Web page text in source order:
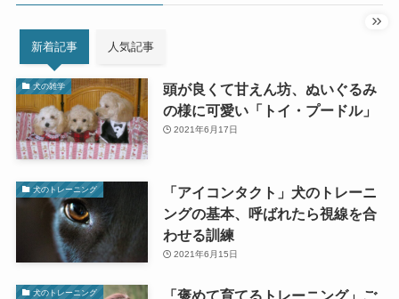
新着記事 人気記事
犬の雑学
頭が良くて甘えん坊、ぬいぐるみ
の様に可愛い「トイ・プードル」
2021年6月17日
犬のトレーニング
「アイコンタクト」犬のトレーニ
ングの基本、呼ばれたら視線を合
わせる訓練
2021年6月15日
犬のトレーニング
「褒めて育てるトレーニング」ご